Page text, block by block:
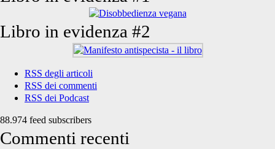
Libro in evidenza #2
RSS degli articoli
RSS dei commenti
RSS dei Podcast
88.974 feed subscribers
Commenti recenti